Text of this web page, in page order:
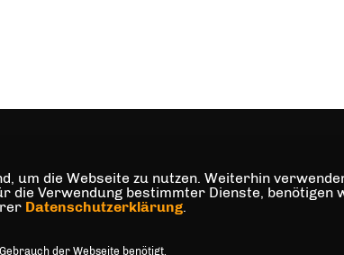
um die Webseite zu nutzen. Weiterhin
die Verwendung bestimmter Dienste,
Datenschutzerklärung.
der Webseite benötigt.